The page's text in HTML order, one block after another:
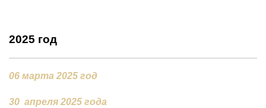
2025 год
06 марта 2025 год
30 апреля 2025 года